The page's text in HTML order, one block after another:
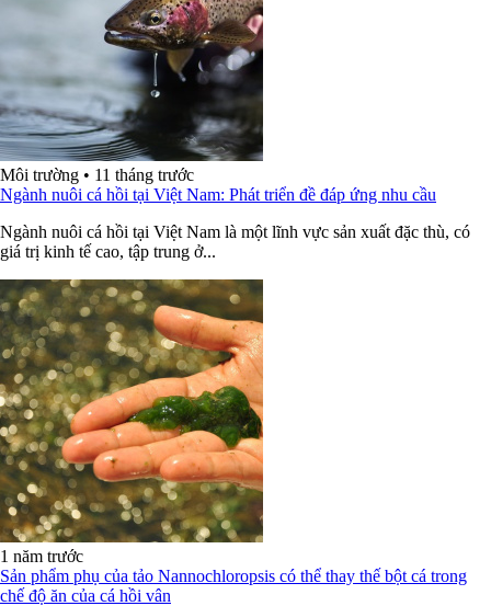
Môi trường • 11 tháng trước
Ngành nuôi cá hồi tại Việt Nam: Phát triển đề đáp ứng nhu cầu
Ngành nuôi cá hồi tại Việt Nam là một lĩnh vực sản xuất đặc thù, có
giá trị kinh tế cao, tập trung ở...
1 năm trước
Sản phẩm phụ của tảo Nannochloropsis có thể thay thế bột cá trong
chế độ ăn của cá hồi vân